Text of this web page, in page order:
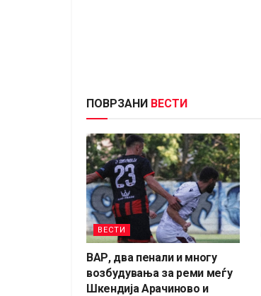
ПОВРЗАНИ ВЕСТИ
ВЕСТИ
ВАР, два пенали и многу
возбудувања за реми меѓу
Шкендија Арачиново и